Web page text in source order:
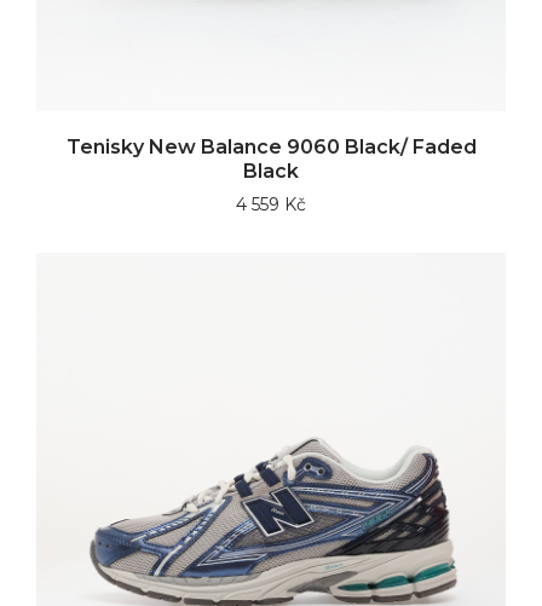
Tenisky New Balance 9060 Black/ Faded
Black
4 559 Kč